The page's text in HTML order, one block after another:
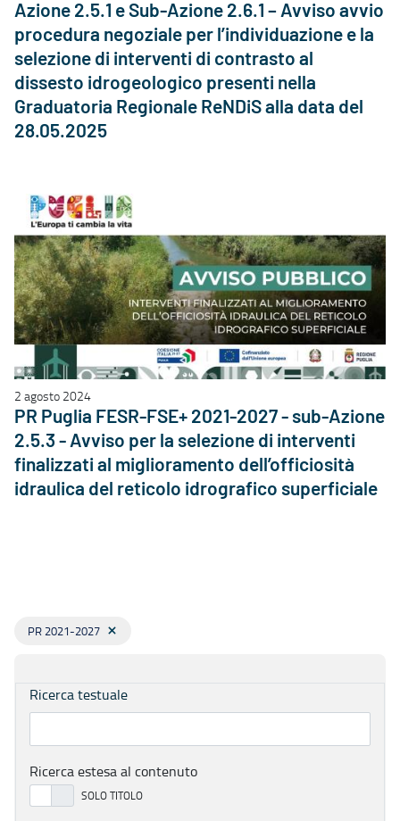
Azione 2.5.1 e Sub-Azione 2.6.1 – Avviso avvio
procedura negoziale per l’individuazione e la
selezione di interventi di contrasto al
dissesto idrogeologico presenti nella
Graduatoria Regionale ReNDiS alla data del
28.05.2025
2 agosto 2024
PR Puglia FESR-FSE+ 2021-2027 - sub-Azione
2.5.3 - Avviso per la selezione di interventi
finalizzati al miglioramento dell’officiosità
idraulica del reticolo idrografico superficiale
PR 2021-2027
Ricerca testuale
Ricerca estesa al contenuto